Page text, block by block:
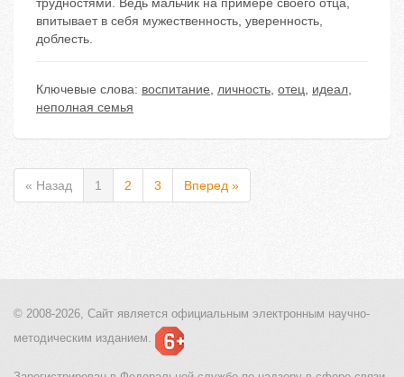
трудностями. Ведь мальчик на примере своего отца,
впитывает в себя мужественность, уверенность,
доблесть.
Ключевые слова: воспитание, личность, отец, идеал,
неполная семья
« Назад 1 2 3 Вперед »
© 2008-2026, Сайт является официальным электронным научно-
методическим изданием.